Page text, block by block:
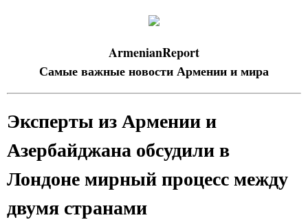
ArmenianReport
Самые важные новости Армении и мира
Эксперты из Армении и
Азербайджана обсудили в
Лондоне мирный процесс между
двумя странами